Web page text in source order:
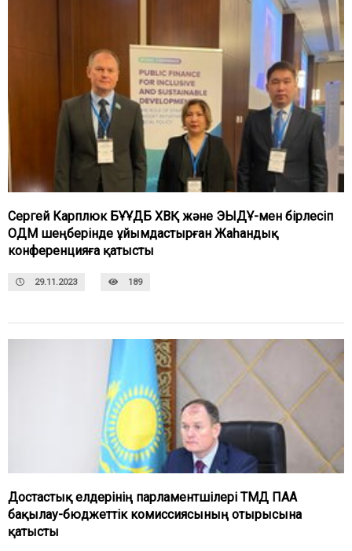
Сергей Карплюк БҰҰДБ ХВҚ және ЭЫДҰ-мен бірлесіп
ОДМ шеңберінде ұйымдастырған Жаһандық
конференцияға қатысты
29.11.2023 189
Достастық елдерінің парламентшілері ТМД ПАА
бақылау-бюджеттік комиссиясының отырысына
қатысты